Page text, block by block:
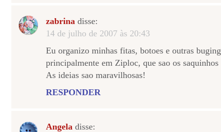
zabrina disse:
14 de julho de 2007 às 20:43
Eu organizo minhas fitas, botoes e outras
principalmente em Ziploc, que sao os saquinhos
As ideias sao maravilhosas!
RESPONDER
Angela disse: